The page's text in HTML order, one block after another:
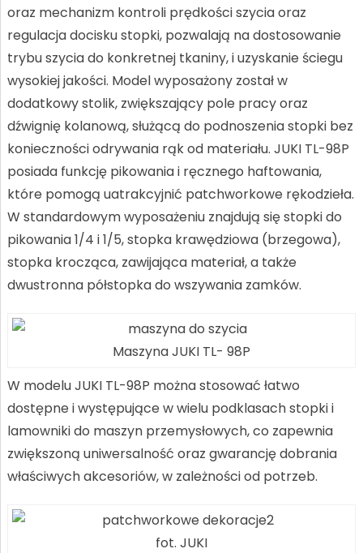
oraz mechanizm kontroli prędkości szycia oraz
regulacja docisku stopki, pozwalają na dostosowanie
trybu szycia do konkretnej tkaniny, i uzyskanie ściegu
wysokiej jakości. Model wyposażony został w
dodatkowy stolik, zwiększający pole pracy oraz
dźwignię kolanową, służącą do podnoszenia stopki bez
konieczności odrywania rąk od materiału. JUKI TL-98P
posiada funkcję pikowania i ręcznego haftowania,
które pomogą uatrakcyjnić patchworkowe rękodzieła.
W standardowym wyposażeniu znajdują się stopki do
pikowania 1/4 i 1/5, stopka krawędziowa (brzegowa),
stopka krocząca, zawijająca materiał, a także
dwustronna półstopka do wszywania zamków.
Maszyna JUKI TL- 98P
W modelu JUKI TL-98P można stosować łatwo
dostępne i występujące w wielu podklasach stopki i
lamowniki do maszyn przemysłowych, co zapewnia
zwiększoną uniwersalność oraz gwarancję dobrania
właściwych akcesoriów, w zależności od potrzeb.
fot. JUKI